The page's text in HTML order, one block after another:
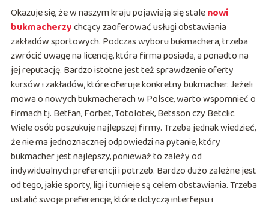
Okazuje się, że w naszym kraju pojawiają się stalenowi
bukmacherzychcący zaoferować usługi obstawiania
zakładów sportowych. Podczas wyboru bukmachera, trzeba
zwrócić uwagę na licencję, która firma posiada, a ponadto na
jej reputację. Bardzo istotne jest też sprawdzenie oferty
kursów i zakładów, które oferuje konkretny bukmacher. Jeżeli
mowa o nowych bukmacherach w Polsce, warto wspomnieć o
firmach tj. Betfan, Forbet, Totolotek, Betsson czy Betclic.
Wiele osób poszukuje najlepszej firmy. Trzeba jednak wiedzieć,
że nie ma jednoznacznej odpowiedzi na pytanie, który
bukmacher jest najlepszy, ponieważ to zależy od
indywidualnych preferencji i potrzeb. Bardzo dużo zależne jest
od tego, jakie sporty, ligi i turnieje są celem obstawiania. Trzeba
ustalić swoje preferencje, które dotyczą interfejsu i